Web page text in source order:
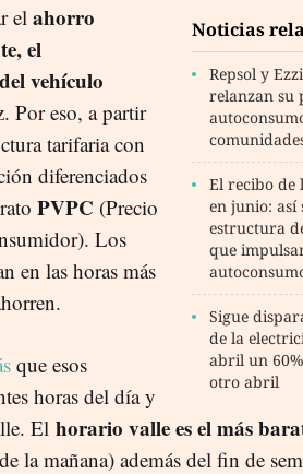
Noticias
Repsol y
relanzan su
El recibo de
en junio: así
estructura
que
Sigue
de la
abril un
otro abril
el ahorro
el
vehículo
Por eso, a partir
tarifaria con
diferenciados
PVPC (Precio
Los
en las horas más
que esos
horas del día y
El horario valle es el más
la mañana) además del fin de